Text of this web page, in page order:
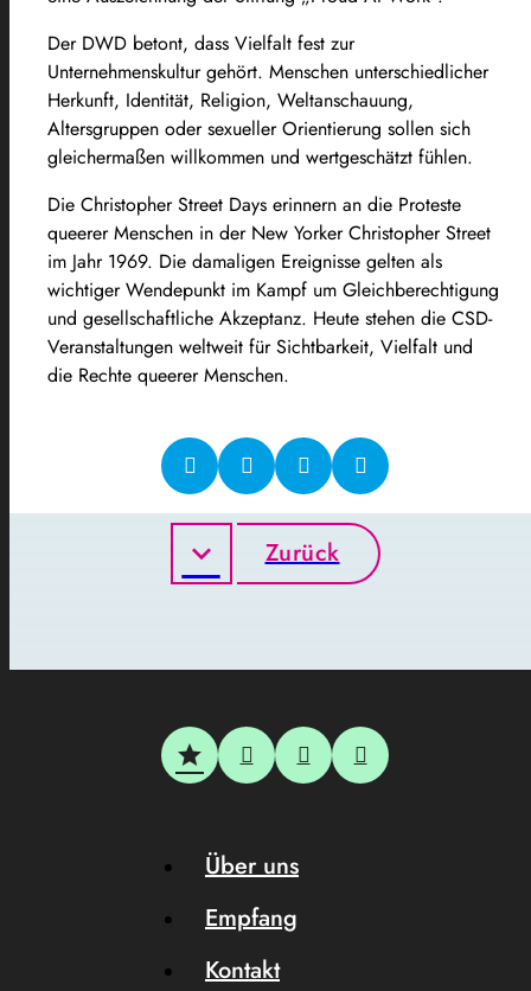
Der DWD betont, dass Vielfalt fest zur
Unternehmenskultur gehört. Menschen unterschiedlicher
Herkunft, Identität, Religion, Weltanschauung,
Altersgruppen oder sexueller Orientierung sollen sich
gleichermaßen willkommen und wertgeschätzt fühlen.
Die Christopher Street Days erinnern an die Proteste
queerer Menschen in der New Yorker Christopher Street
im Jahr 1969. Die damaligen Ereignisse gelten als
wichtiger Wendepunkt im Kampf um Gleichberechtigung
und gesellschaftliche Akzeptanz. Heute stehen die CSD-
Veranstaltungen weltweit für Sichtbarkeit, Vielfalt und
die Rechte queerer Menschen.
Zurück
Über uns
Empfang
Kontakt